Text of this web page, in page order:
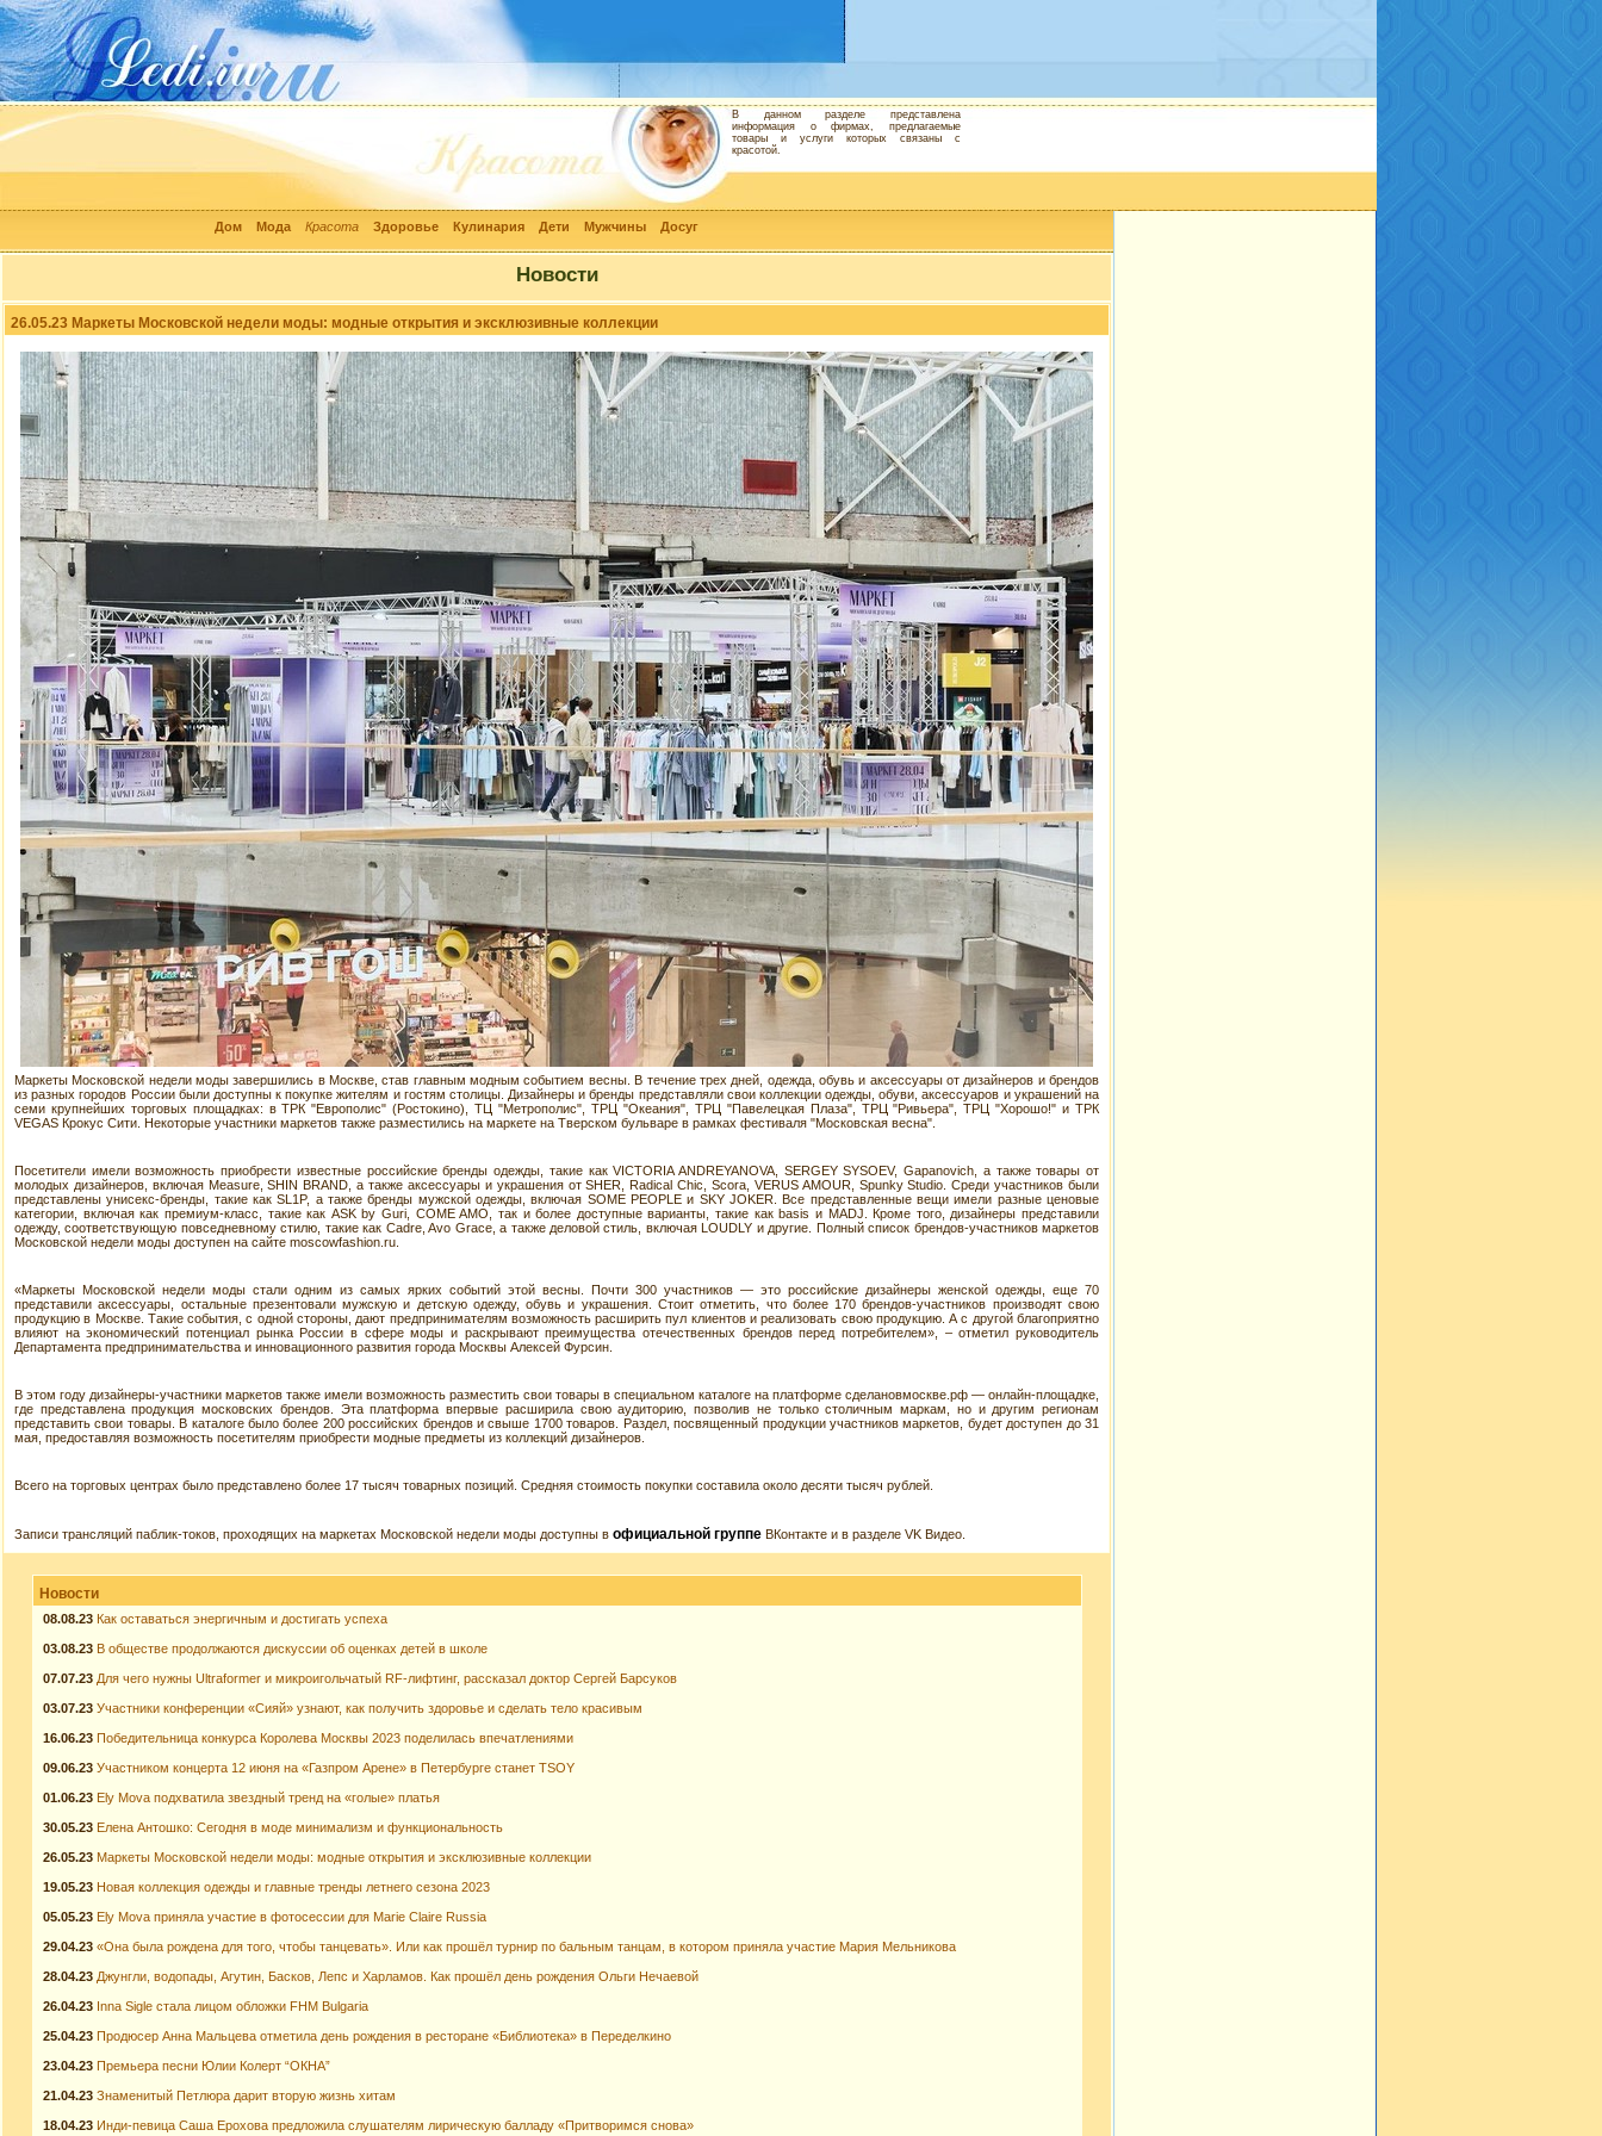
Дом Мода Красота Здоровье Кулинария Дети Мужчины Досуг
В данном разделе представлена
информация о фирмах, предлагаемые
товары и услуги которых связаны с
красотой.
Новости
26.05.23 Маркеты Московской недели моды: модные открытия и эксклюзивные коллекции
Маркеты Московской недели моды завершились в Москве, став главным модным событием весны. В течение трех дней, одежда, обувь и аксессуары от дизайнеров и брендов
из разных городов России были доступны к покупке жителям и гостям столицы. Дизайнеры и бренды представляли свои коллекции одежды, обуви, аксессуаров и украшений на
семи крупнейших торговых площадках: в ТРК "Европолис" (Ростокино), ТЦ "Метрополис", ТРЦ "Океания", ТРЦ "Павелецкая Плаза", ТРЦ "Ривьера", ТРЦ "Хорошо!" и ТРК
VEGAS Крокус Сити. Некоторые участники маркетов также разместились на маркете на Тверском бульваре в рамках фестиваля "Московская весна".
Посетители имели возможность приобрести известные российские бренды одежды, такие как VICTORIA ANDREYANOVA, SERGEY SYSOEV, Gapanovich, а также товары от
молодых дизайнеров, включая Measure, SHIN BRAND, а также аксессуары и украшения от SHER, Radical Chic, Scora, VERUS AMOUR, Spunky Studio. Среди участников были
представлены унисекс-бренды, такие как SL1P, а также бренды мужской одежды, включая SOME PEOPLE и SKY JOKER. Все представленные вещи имели разные ценовые
категории, включая как премиум-класс, такие как ASK by Guri, COME AMO, так и более доступные варианты, такие как basis и MADJ. Кроме того, дизайнеры представили
одежду, соответствующую повседневному стилю, такие как Cadre, Avo Grace, а также деловой стиль, включая LOUDLY и другие. Полный список брендов-участников маркетов
Московской недели моды доступен на сайте moscowfashion.ru.
«Маркеты Московской недели моды стали одним из самых ярких событий этой весны. Почти 300 участников — это российские дизайнеры женской одежды, еще 70
представили аксессуары, остальные презентовали мужскую и детскую одежду, обувь и украшения. Стоит отметить, что более 170 брендов-участников производят свою
продукцию в Москве. Такие события, с одной стороны, дают предпринимателям возможность расширить пул клиентов и реализовать свою продукцию. А с другой благоприятно
влияют на экономический потенциал рынка России в сфере моды и раскрывают преимущества отечественных брендов перед потребителем», – отметил руководитель
Департамента предпринимательства и инновационного развития города Москвы Алексей Фурсин.
В этом году дизайнеры-участники маркетов также имели возможность разместить свои товары в специальном каталоге на платформе сделановмоскве.рф — онлайн-площадке,
где представлена продукция московских брендов. Эта платформа впервые расширила свою аудиторию, позволив не только столичным маркам, но и другим регионам
представить свои товары. В каталоге было более 200 российских брендов и свыше 1700 товаров. Раздел, посвященный продукции участников маркетов, будет доступен до 31
мая, предоставляя возможность посетителям приобрести модные предметы из коллекций дизайнеров.
Всего на торговых центрах было представлено более 17 тысяч товарных позиций. Средняя стоимость покупки составила около десяти тысяч рублей.
Записи трансляций паблик-токов, проходящих на маркетах Московской недели моды доступны в официальной группе ВКонтакте и в разделе VK Видео.
Новости
08.08.23 Как оставаться энергичным и достигать успеха
03.08.23 В обществе продолжаются дискуссии об оценках детей в школе
07.07.23 Для чего нужны Ultraformer и микроигольчатый RF-лифтинг, рассказал доктор Сергей Барсуков
03.07.23 Участники конференции «Сияй» узнают, как получить здоровье и сделать тело красивым
16.06.23 Победительница конкурса Королева Москвы 2023 поделилась впечатлениями
09.06.23 Участником концерта 12 июня на «Газпром Арене» в Петербурге станет TSOY
01.06.23 Ely Mova подхватила звездный тренд на «голые» платья
30.05.23 Елена Антошко: Сегодня в моде минимализм и функциональность
26.05.23 Маркеты Московской недели моды: модные открытия и эксклюзивные коллекции
19.05.23 Новая коллекция одежды и главные тренды летнего сезона 2023
05.05.23 Ely Mova приняла участие в фотосессии для Marie Claire Russia
29.04.23 «Она была рождена для того, чтобы танцевать». Или как прошёл турнир по бальным танцам, в котором приняла участие Мария Мельникова
28.04.23 Джунгли, водопады, Агутин, Басков, Лепс и Харламов. Как прошёл день рождения Ольги Нечаевой
26.04.23 Inna Sigle стала лицом обложки FHM Bulgaria
25.04.23 Продюсер Анна Мальцева отметила день рождения в ресторане «Библиотека» в Переделкино
23.04.23 Премьера песни Юлии Колерт “ОКНА”
21.04.23 Знаменитый Петлюра дарит вторую жизнь хитам
18.04.23 Инди-певица Саша Ерохова предложила слушателям лирическую балладу «Притворимся снова»